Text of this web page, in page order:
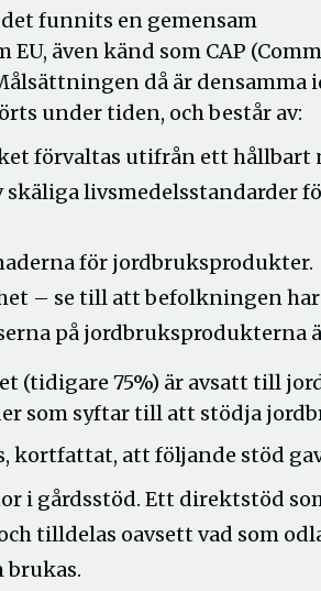
funnits en gemensam
även känd som CAP
då är densamma
under tiden, och består av:
förvaltas utifrån ett
skäliga livsmedelsstandarder
för jordbruksprodukter.
– se till att befolkningen
på
(tidigare 75%) är avsatt till
som syftar till att stödja
kortfattat, att följande stöd
i gårdsstöd. Ett direktstöd
tilldelas oavsett vad som
brukas.